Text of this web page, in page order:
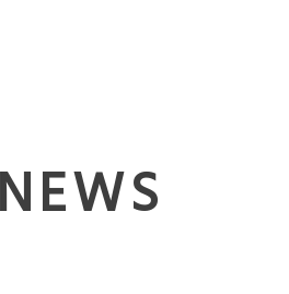
NEWS